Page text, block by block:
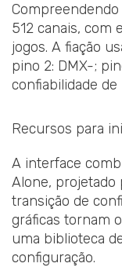
512 canais, com
jogos. A fiação
pino 2: DMX-;
confiabilidade
Recursos para
A interface
Alone, projetado
transição de
gráficas tornam
uma biblioteca
configuração.